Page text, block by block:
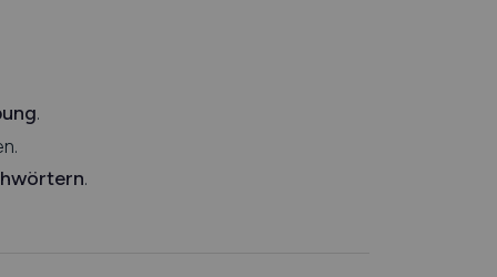
.
.